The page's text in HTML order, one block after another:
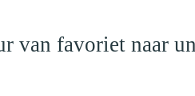
van favoriet naar